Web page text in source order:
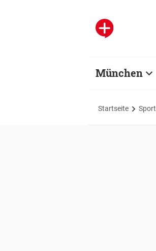
München
Startseite Sport